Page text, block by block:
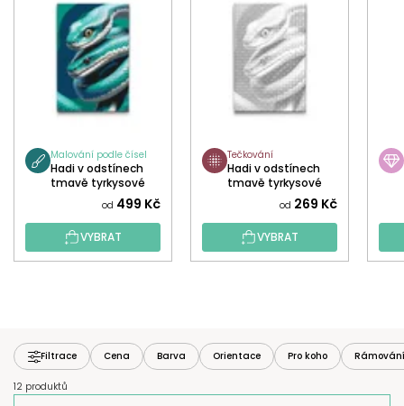
Malování podle čísel
Hadi v odstínech
tmavě tyrkysové
od 499 Kč
VYBRAT
Tečkování
Hadi v odstínech
tmavě tyrkysové
od 269 Kč
VYBRAT
Filtrace Cena Barva Orientace Pro koho Rámování
12 produktů